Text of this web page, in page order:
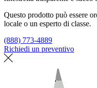
Questo prodotto può essere
locale o un esperto di classe.
(888) 773-4889
Richiedi un preventivo